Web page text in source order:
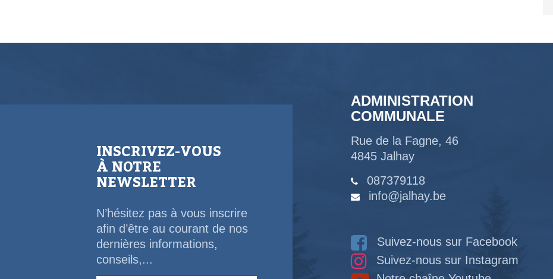
INSCRIVEZ-VOUS
À NOTRE
NEWSLETTER
N’hésitez pas à vous inscrire
afin d’être au courant de nos
dernières informations,
conseils,...
ADMINISTRATION
COMMUNALE
Rue de la Fagne, 46
4845 Jalhay
087379118
info@jalhay.be
Suivez-nous sur Facebook
Suivez-nous sur Instagram